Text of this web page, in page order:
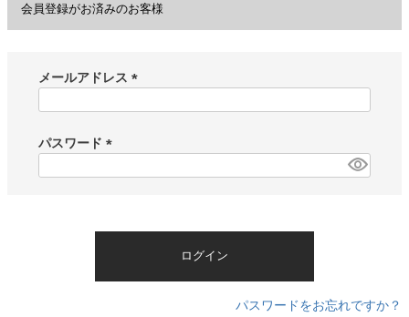
会員登録がお済みのお客様
メールアドレス
)
パスワード
ログイン
パスワードをお忘れですか？